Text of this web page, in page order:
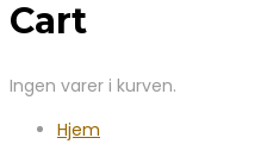
Cart
Ingen varer i kurven.
Hjem